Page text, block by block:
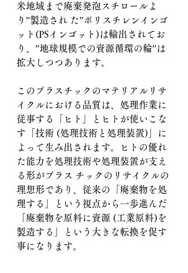
米地域まで廃棄発泡スチロールよ
り”製造され た”ポリスチレンインゴ
ット(PSインゴット)は輸出されてお
り、”地球規模での資源循環の輪”は
拡大しつつあります。
このプラスチックのマテリアルリサ
イクルにおける品質は、処理作業に
従事する「ヒト」とヒトが使いこな
す「技術 (処理技術と処理装置)」に
よって生み出されます。ヒトの優れ
た能力を処理技術や処理装置が支え
る形がプラス チックのリサイクルの
理想形であり、従来の「廃棄物を処
理する」という視点から一歩進んだ
「廃棄物を原料に資源 (工業原料)を
製造する」という大きな転換を促す
事になります。